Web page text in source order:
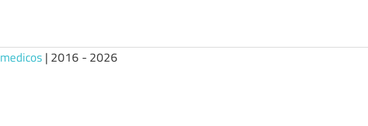
| 2016 - 2026